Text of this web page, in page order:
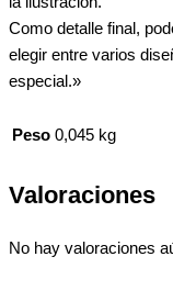
Como detalle final,
elegir entre varios
especial.»
Peso 0,045 kg
Valoraciones
No hay valoraciones